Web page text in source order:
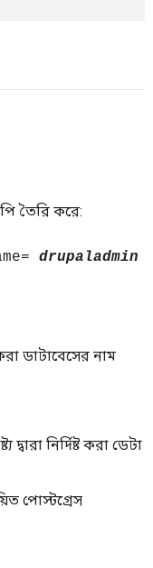
তৈরি করে:
drupaladmin
করা ডাটাবেসের নাম
দ্বারা নির্দিষ্ট করা ডেটা
পোস্টগ্রেস